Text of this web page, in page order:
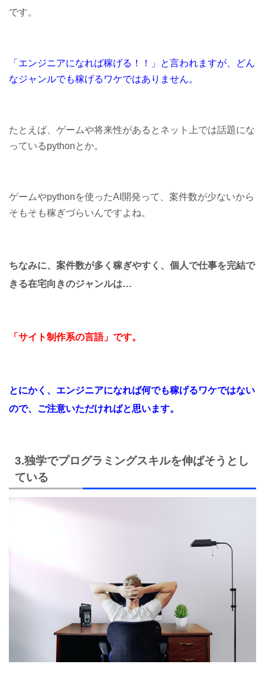
です。
「エンジニアになれば稼げる！！」 と言われますが、
どん
なジャンルでも稼げるワケではありません。
たとえば、ゲームや将来性があるとネット上では話題にな
っているpythonとか。
ゲームやpythonを使ったAI開発って、案件数が少ないから
そもそも稼ぎづらいんですよね。
ちなみに、 案件数が多く稼ぎやすく、 個人で仕事を完結で
きる在宅向きのジャンルは…
「サイト制作系の言語」です。
とにかく、エンジニアになれば何でも稼げるワケではない
ので、ご注意いただければと思います。
3.独学でプログラミングスキルを伸ばそうとし
ている